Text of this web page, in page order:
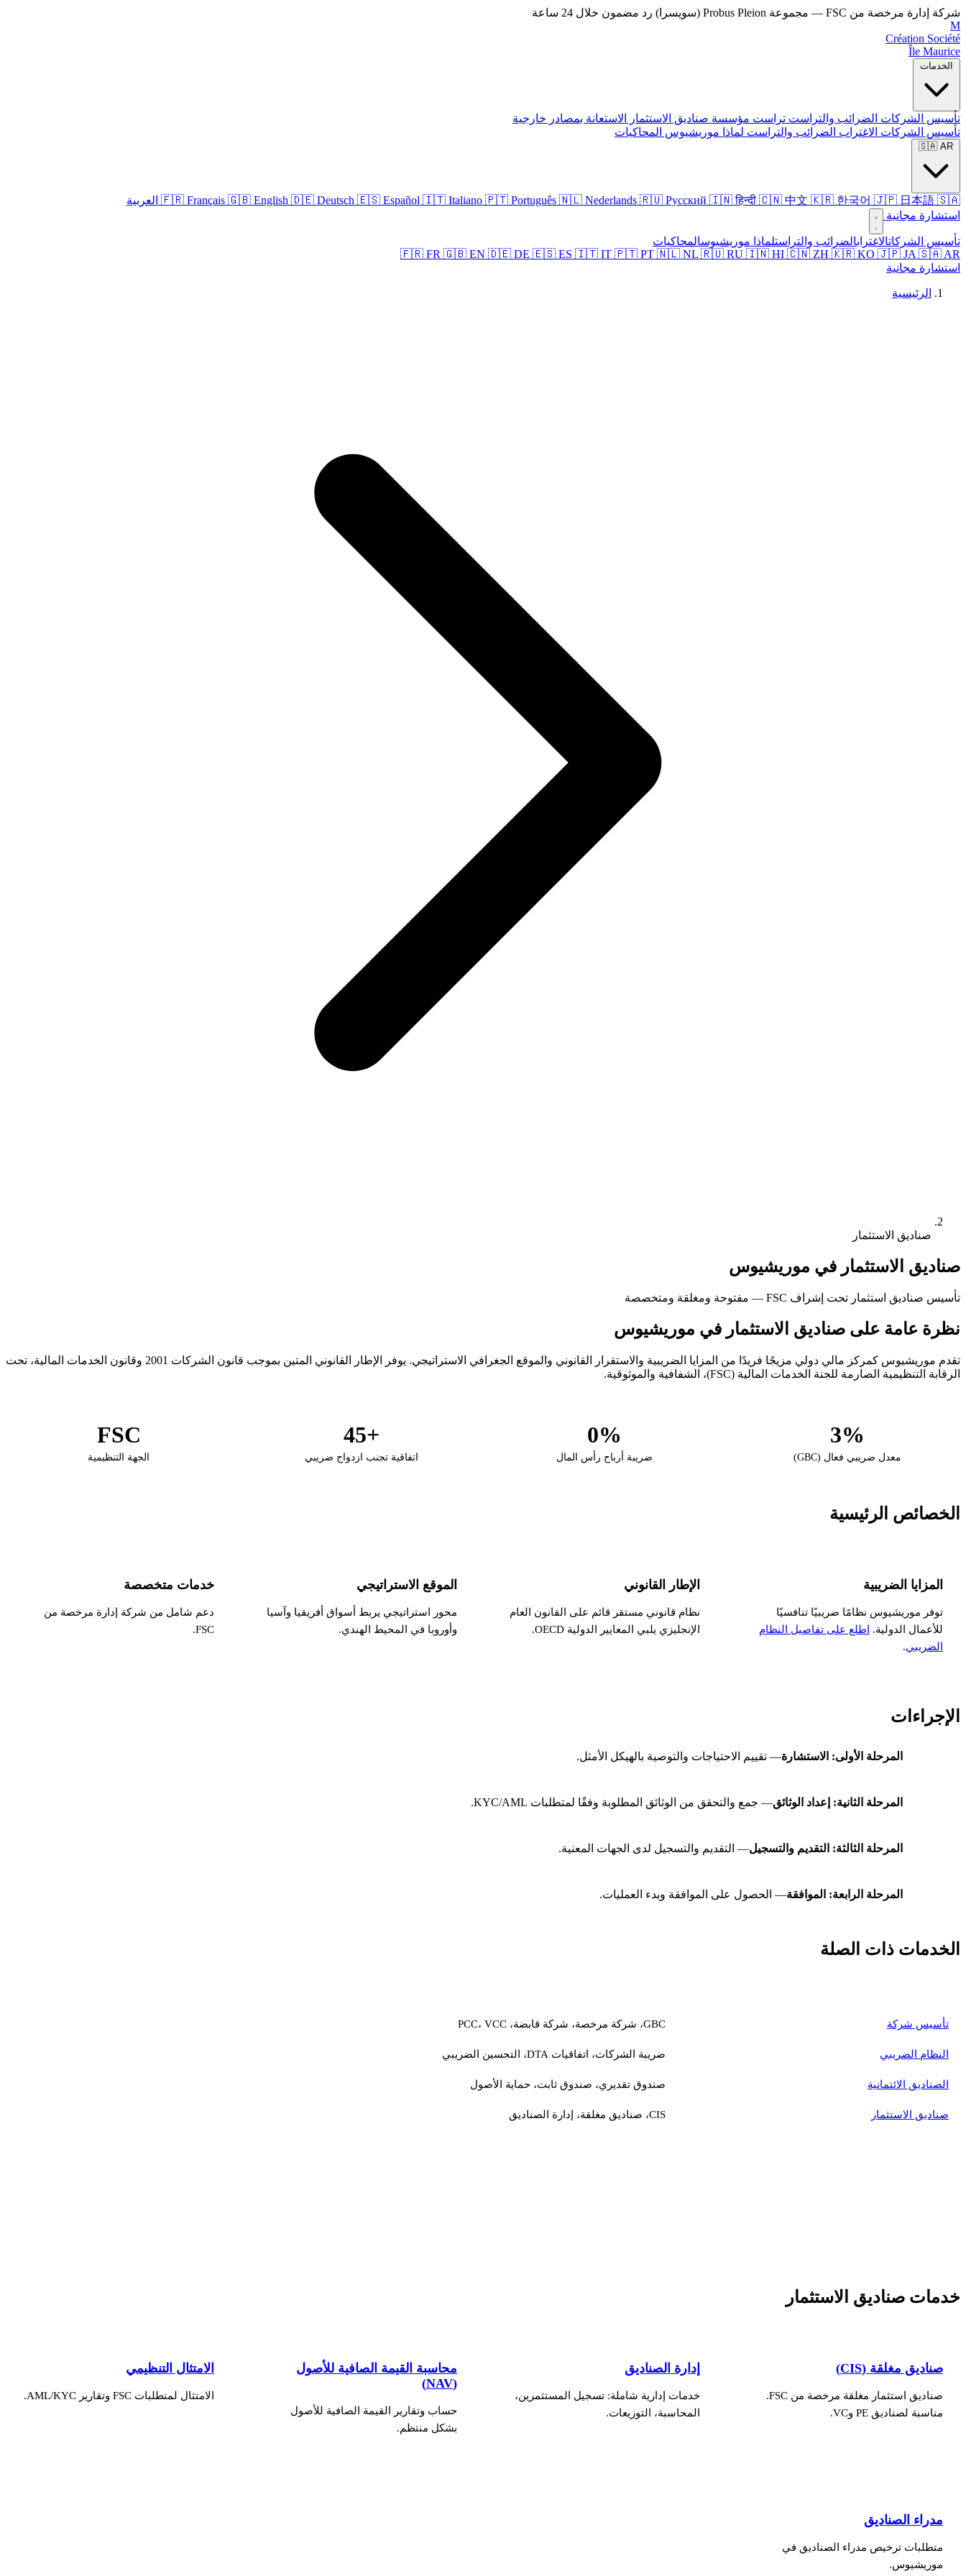
شركة إدارة مرخصة من FSC — مجموعة Probus Pleion (سويسرا)
رد مضمون خلال 24 ساعة
M
Création Société
Île Maurice
الخدمات
تأسيس الشركات الضرائب والتراست تراست مؤسسة صناديق الاستثمار
الاستعانة بمصادر خارجية
تأسيس الشركات الاغتراب الضرائب والتراست لماذا موريشيوس المحاكيات
🇸🇦 AR
🇫🇷 Français 🇬🇧 English 🇩🇪 Deutsch 🇪🇸 Español 🇮🇹 Italiano 🇵🇹 Português 🇳🇱 Nederlands 🇷🇺 Русский 🇮🇳 हिन्दी 🇨🇳 中文 🇰🇷 한국어 🇯🇵 日本語 🇸🇦 العربية
استشارة مجانية
تأسيس الشركاتالاغترابالضرائب والتراستلماذا موريشيوسالمحاكيات
🇫🇷 FR 🇬🇧 EN 🇩🇪 DE 🇪🇸 ES 🇮🇹 IT 🇵🇹 PT 🇳🇱 NL 🇷🇺 RU 🇮🇳 HI 🇨🇳 ZH 🇰🇷 KO 🇯🇵 JA 🇸🇦 AR
استشارة مجانية
الرئيسية
صناديق الاستثمار
صناديق الاستثمار في موريشيوس
تأسيس صناديق استثمار تحت إشراف FSC — مفتوحة ومغلقة ومتخصصة
نظرة عامة على صناديق الاستثمار في موريشيوس
تقدم موريشيوس كمركز مالي دولي مزيجًا فريدًا من المزايا الضريبية والاستقرار القانوني والموقع الجغرافي الاستراتيجي. يوفر الإطار القانوني المتين بموجب قانون الشركات 2001 وقانون الخدمات المالية، تحت
الرقابة التنظيمية الصارمة للجنة الخدمات المالية (FSC)، الشفافية والموثوقية.
3%
معدل ضريبي فعال (GBC)
0%
ضريبة أرباح رأس المال
+45
اتفاقية تجنب ازدواج ضريبي
FSC
الجهة التنظيمية
الخصائص الرئيسية
المزايا الضريبية
توفر موريشيوس نظامًا ضريبيًا تنافسيًا
للأعمال الدولية.
اطلع على تفاصيل النظام
الضريبي.
الإطار القانوني
نظام قانوني مستقر قائم على القانون العام
الإنجليزي يلبي المعايير الدولية OECD.
الموقع الاستراتيجي
محور استراتيجي يربط أسواق أفريقيا وآسيا
وأوروبا في المحيط الهندي.
خدمات متخصصة
دعم شامل من شركة إدارة مرخصة من
FSC.
الإجراءات
المرحلة الأولى: الاستشارة— تقييم الاحتياجات والتوصية بالهيكل الأمثل.
المرحلة الثانية: إعداد الوثائق— جمع والتحقق من الوثائق المطلوبة وفقًا لمتطلبات KYC/AML.
المرحلة الثالثة: التقديم والتسجيل— التقديم والتسجيل لدى الجهات المعنية.
المرحلة الرابعة: الموافقة— الحصول على الموافقة وبدء العمليات.
الخدمات ذات الصلة
تأسيس شركة GBC، شركة مرخصة، شركة قابضة، PCC، VCC
النظام الضريبي ضريبة الشركات، اتفاقيات DTA، التحسين الضريبي
الصناديق الائتمانية صندوق تقديري، صندوق ثابت، حماية الأصول
صناديق الاستثمار CIS، صناديق مغلقة، إدارة الصناديق
خدمات صناديق الاستثمار
صناديق مغلقة (CIS)
صناديق استثمار مغلقة مرخصة من FSC.
مناسبة لصناديق PE وVC.
إدارة الصناديق
خدمات إدارية شاملة: تسجيل المستثمرين،
المحاسبة، التوزيعات.
محاسبة القيمة الصافية للأصول
(NAV)
حساب وتقارير القيمة الصافية للأصول
بشكل منتظم.
الامتثال التنظيمي
الامتثال لمتطلبات FSC وتقارير AML/KYC.
مدراء الصناديق
متطلبات ترخيص مدراء الصناديق في
موريشيوس.